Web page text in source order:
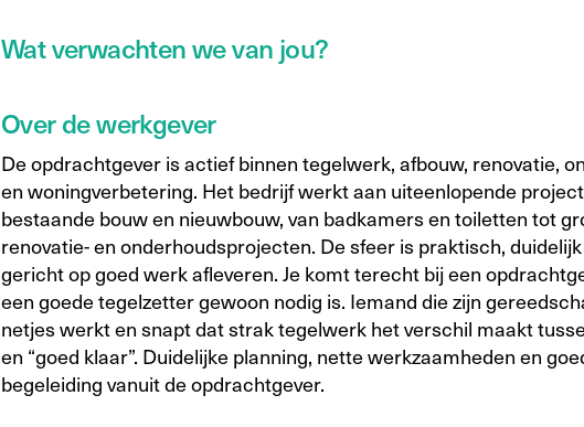
Wat verwachten we van jou?
Over de werkgever
De opdrachtgever is actief binnen tegelwerk, afbouw, renovatie,
en woningverbetering. Het bedrijf werkt aan uiteenlopende
bestaande bouw en nieuwbouw, van badkamers en toiletten tot
renovatie- en onderhoudsprojecten. De sfeer is praktisch,
gericht op goed werk afleveren. Je komt terecht bij een
een goede tegelzetter gewoon nodig is. Iemand die zijn
netjes werkt en snapt dat strak tegelwerk het verschil maakt
en “goed klaar”. Duidelijke planning, nette werkzaamheden en
begeleiding vanuit de opdrachtgever.